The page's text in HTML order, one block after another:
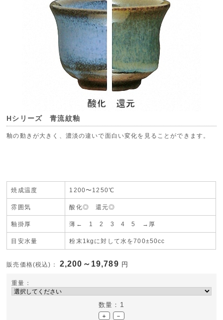
Hシリーズ 青流紋釉
釉の動きが大きく、濃淡の違いで面白い変化を見ることができます。
焼成温度 1200〜1250℃
雰囲気 酸化◎ 還元◎
釉掛厚 薄← 12 3 4 5 →厚
目安水量 粉末1kgに対して水を700±50cc
販売価格(税込)： 2,200～19,789 円
重量：
数量： 1
＋ －